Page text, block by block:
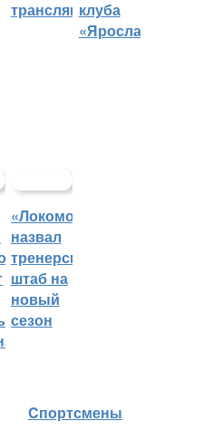
трансляцийклуба
«Ярославич»
«Локомотив»
назвал
тренерский
штаб на
новый
сезон
Cпортсмены